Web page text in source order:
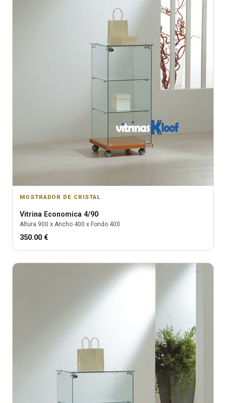
MOSTRADOR DE CRISTAL
Vitrina Economica 4/90
Altura 900 x Ancho 400 x Fondo 400
350.00 €